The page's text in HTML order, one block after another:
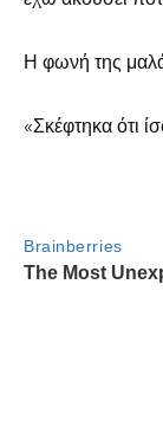
Η φωνή της
«Σκέφτηκα ότι